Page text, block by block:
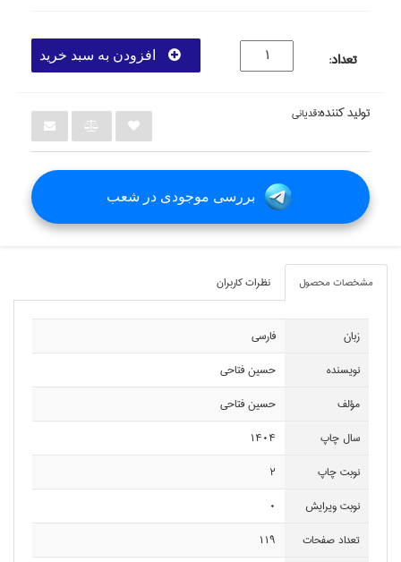
تعداد: افزودن به سبد خرید
تولید کننده:قدياني
بررسی موجودی در شعب
مشخصات محصول نظرات کاربران
زبان
فارسي
نويسنده
حسين فتاحي
مؤلف
حسين فتاحي
سال چاپ
1404
نوبت چاپ
2
نوبت ويرايش
0
تعداد صفحات
119